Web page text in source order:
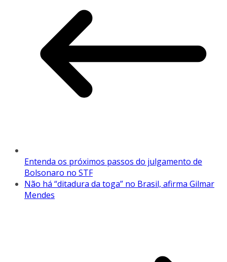
Entenda os próximos passos do julgamento de
Bolsonaro no STF
Não há “ditadura da toga” no Brasil, afirma Gilmar
Mendes